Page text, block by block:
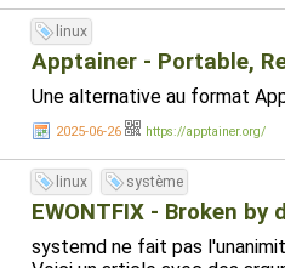
linux
Apptainer - Portable,
Une alternative au format
2025-06-26 https://apptainer.org/
linux système
EWONTFIX - Broken by
systemd ne fait pas